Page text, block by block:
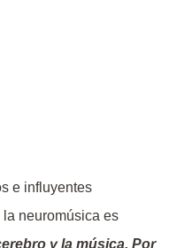
e influyentes
neuromúsica es
y la música. Por